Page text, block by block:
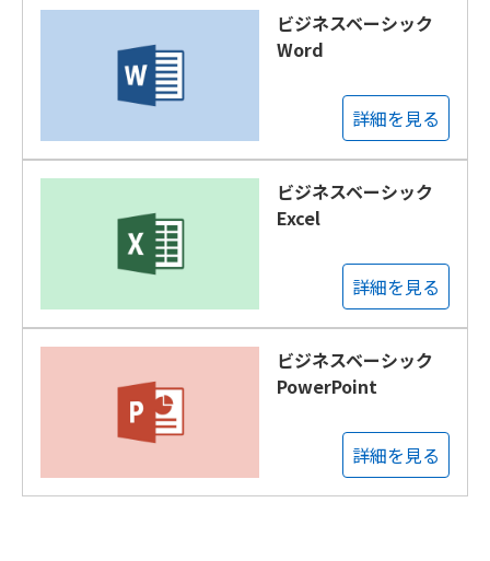
ビジネスベーシック
Word
詳細を見る
ビジネスベーシック
Excel
詳細を見る
ビジネスベーシック
PowerPoint
詳細を見る